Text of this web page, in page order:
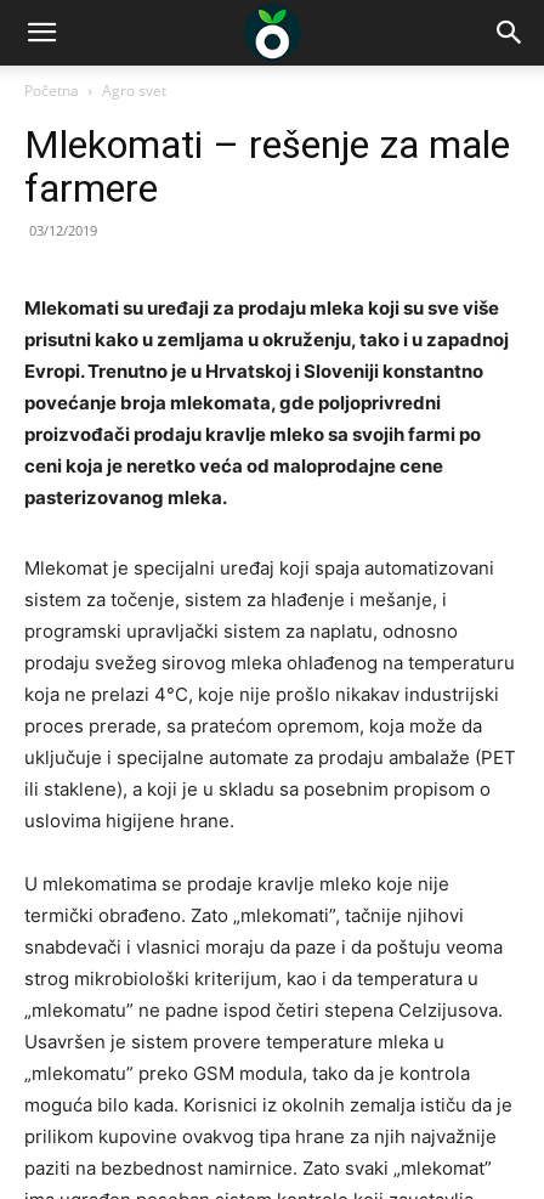
Početna Agro svet
Mlekomati – rešenje za male
farmere
03/12/2019
Mlekomati su uređaji za prodaju mleka koji su sve više
prisutni kako u zemljama u okruženju, tako i u zapadnoj
Evropi. Trenutno je u Hrvatskoj i Sloveniji konstantno
povećanje broja mlekomata, gde poljoprivredni
proizvođači prodaju kravlje mleko sa svojih farmi po
ceni koja je neretko veća od maloprodajne cene
pasterizovanog mleka.
Mlekomat je specijalni uređaj koji spaja automatizovani
sistem za točenje, sistem za hlađenje i mešanje, i
programski upravljački sistem za naplatu, odnosno
prodaju svežeg sirovog mleka ohlađenog na temperaturu
koja ne prelazi 4°C, koje nije prošlo nikakav industrijski
proces prerade, sa pratećom opremom, koja može da
uključuje i specijalne automate za prodaju ambalaže (PET
ili staklene), a koji je u skladu sa posebnim propisom o
uslovima higijene hrane.
U mlekomatima se prodaje kravlje mleko koje nije
termički obrađeno. Zato „mlekomati”, tačnije njihovi
snabdevači i vlasnici moraju da paze i da poštuju veoma
strog mikrobiološki kriterijum, kao i da temperatura u
„mlekomatu” ne padne ispod četiri stepena Celzijusova.
Usavršen je sistem provere temperature mleka u
„mlekomatu” preko GSM modula, tako da je kontrola
moguća bilo kada. Korisnici iz okolnih zemalja ističu da je
prilikom kupovine ovakvog tipa hrane za njih najvažnije
paziti na bezbednost namirnice. Zato svaki „mlekomat”